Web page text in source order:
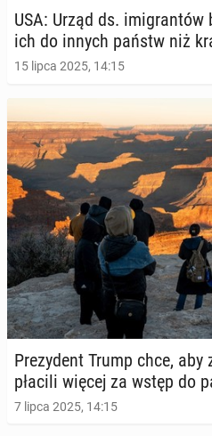
USA: Urząd ds. imi­gran­tów
ich do innych państw niż
15 lipca 2025, 14:15
Pre­zy­dent Trump chce,
płacili więcej za wstęp do
7 lipca 2025, 14:15